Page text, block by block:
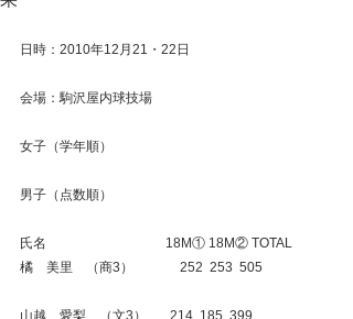
日時：2010年12月21・22日
会場：駒沢屋内球技場
女子（学年順）
男子（点数順）
氏名　　　　　　　　　18M① 18M② TOTAL
橘　美里　（商3）　 　　 252  253  505
山越　愛梨　（文3）　   214  185  399